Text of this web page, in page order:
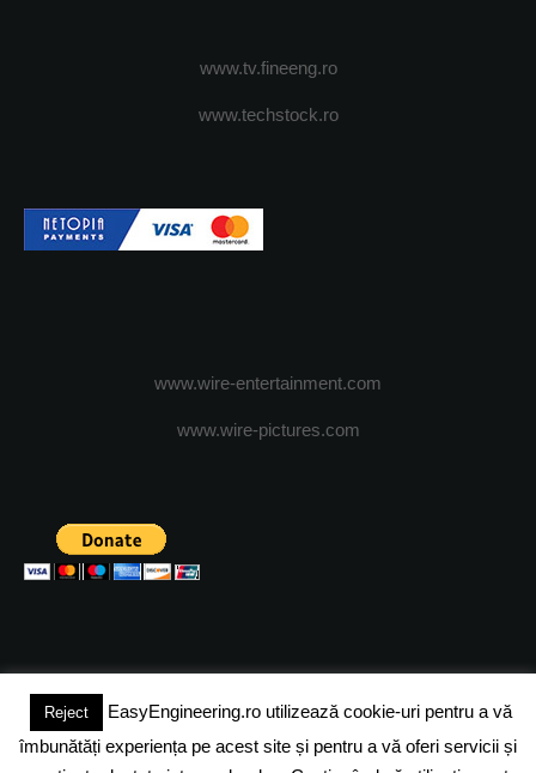
www.tv.fineeng.ro
www.techstock.ro
www.wire-entertainment.com
www.wire-pictures.com
(c) 2024 - FineEngineeringMagazine. All rights reserved.
Reject
EasyEngineering.ro utilizează cookie-uri pentru a vă
îmbunătăți experiența pe acest site și pentru a vă oferi servicii și